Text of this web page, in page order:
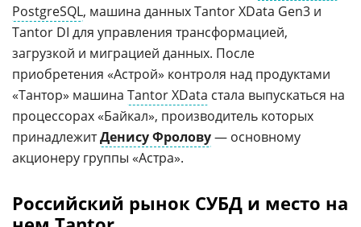
PostgreSQL, машина данных Tantor XData Gen3 и
Tantor DI для управления трансформацией,
загрузкой и миграцией данных. После
приобретения «Астрой» контроля над продуктами
«Тантор» машина Tantor XData стала выпускаться на
процессорах «Байкал», производитель которых
принадлежитДенису Фролову— основному
акционеру группы «Астра».
Российский рынок СУБД и место на